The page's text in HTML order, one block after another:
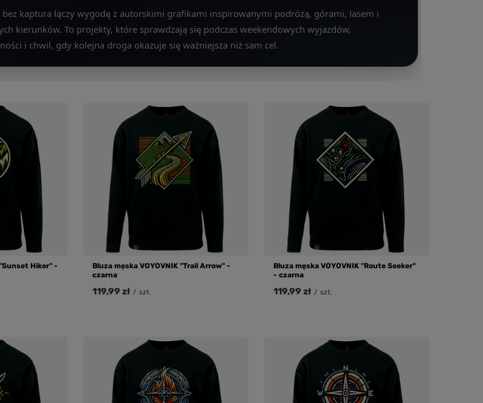
kaptura łączy wygodę z autorskimi grafikami inspirowanymi podróżą, górami, lasem i
kierunków. To projekty, które sprawdzają się podczas weekendowych wyjazdów,
i chwil, gdy kolejna droga okazuje się ważniejsza niż sam cel.
Hiker" -
Bluza męska VOYOVNIK "Trail Arrow" -
czarna
119,99 zł / szt.
Bluza męska VOYOVNIK "Route Seeker"
- czarna
119,99 zł / szt.